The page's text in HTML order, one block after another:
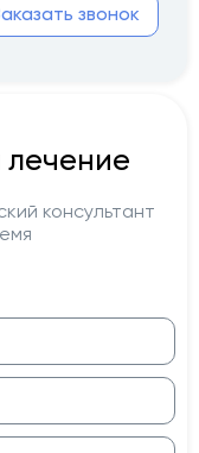
звонок
консультант